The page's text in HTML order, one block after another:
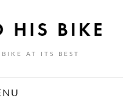
AT ITS BEST